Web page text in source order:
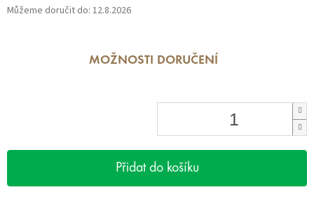
Můžeme doručit do: 12.8.2026
MOŽNOSTI DORUČENÍ
Přidat do košíku